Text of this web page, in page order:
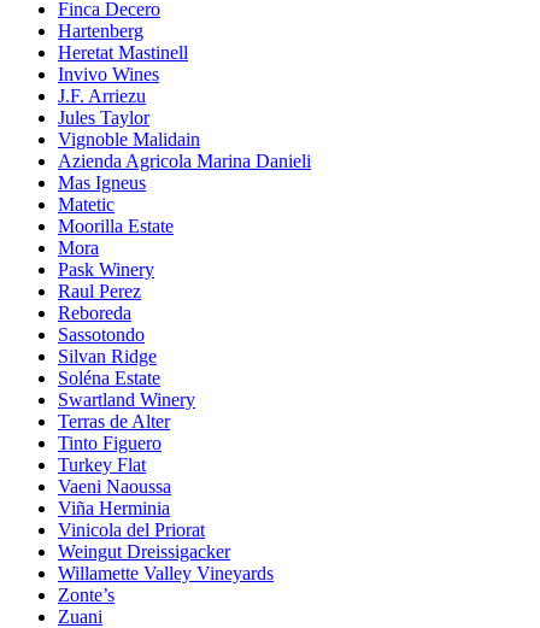
Finca Decero
Hartenberg
Heretat Mastinell
Invivo Wines
J.F. Arriezu
Jules Taylor
Vignoble Malidain
Azienda Agricola Marina Danieli
Mas Igneus
Matetic
Moorilla Estate
Mora
Pask Winery
Raul Perez
Reboreda
Sassotondo
Silvan Ridge
Soléna Estate
Swartland Winery
Terras de Alter
Tinto Figuero
Turkey Flat
Vaeni Naoussa
Viña Herminia
Vinicola del Priorat
Weingut Dreissigacker
Willamette Valley Vineyards
Zonte’s
Zuani